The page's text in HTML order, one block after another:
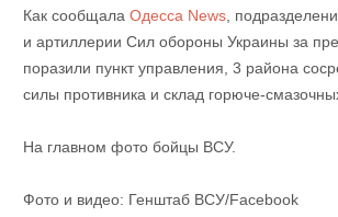
Как сообщалаОдесса News,
и артиллерии Сил обороны Украины за
поразили пункт управления, 3 района
силы противника и склад горюче-
На главном фото бойцы ВСУ.
Фото и видео: Генштаб ВСУ/Facebook